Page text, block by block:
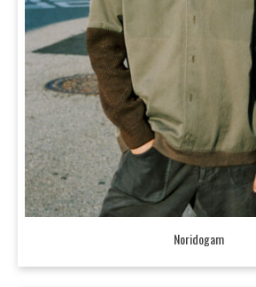
Noridogam